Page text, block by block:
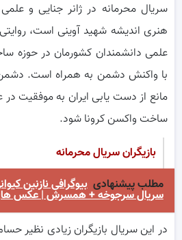
سریال محرمانه در ژانر جنایی و
هنری اندیشه شهید آوینی است،
علمی دانشمندان کشورمان در حوزه
با واکنش دشمن به همراه است. دشمن
مانع از دست یابی ایران به موفقیت
ساخت واکسن کرونا شود.
بازیگران سریال محرمانه
مطلب پیشنهادی بیوگرافی نازنین
سریال سرجوخه + همسرش | عکس
در این سریال بازیگران زیادی نظیر